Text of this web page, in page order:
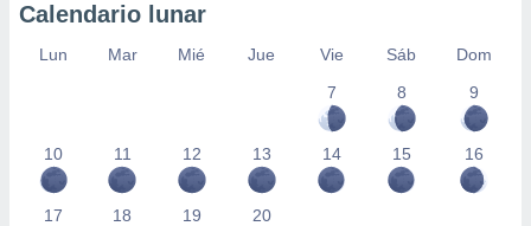
Calendario lunar
Lun Mar Mié Jue Vie Sáb
Dom
7
8 9
10 11 12 13 14 15 16
17 18 19 20